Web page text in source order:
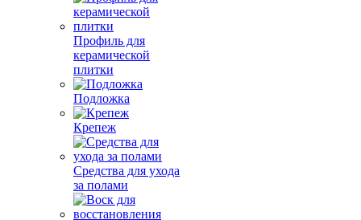
Профиль для
керамической
плитки
Подложка
Крепеж
Средства для ухода
за полами